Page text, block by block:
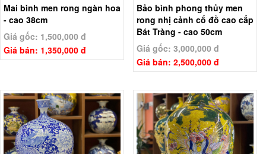
Mai bình men rong ngàn hoa
- cao 38cm
Giá gốc: 1,500,000 đ
Giá bán: 1,350,000 đ
Bảo bình phong thủy men
rong nhị cảnh cổ đồ cao cấp
Bát Tràng - cao 50cm
Giá gốc: 3,000,000 đ
Giá bán: 2,500,000 đ